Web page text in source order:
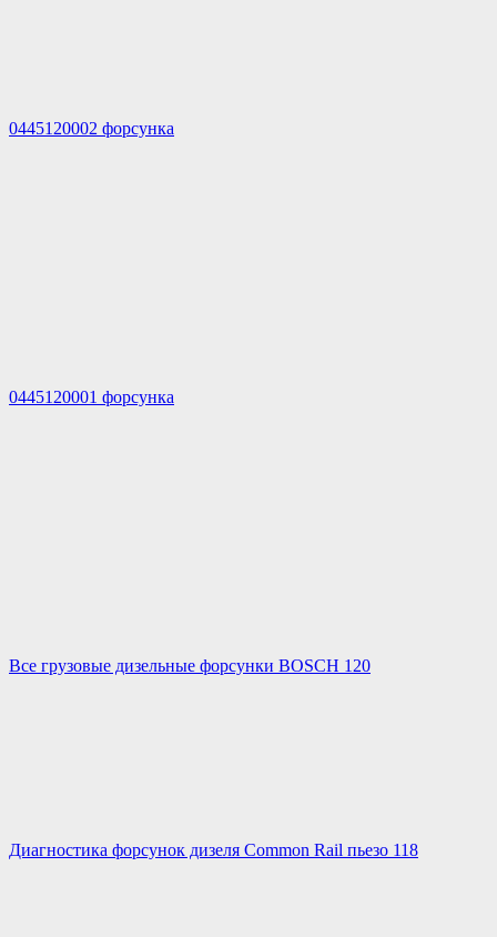
0445120002 форсунка
0445120001 форсунка
Все грузовые дизельные форсунки BOSCH 120
Диагностика форсунок дизеля Common Rail пьезо 118